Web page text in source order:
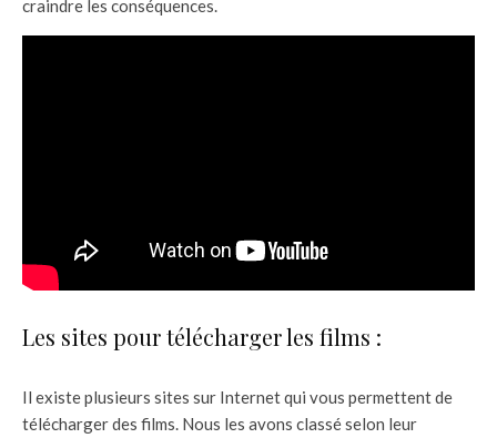
craindre les conséquences.
Les sites pour télécharger les films :
Il existe plusieurs sites sur Internet qui vous permettent de
télécharger des films. Nous les avons classé selon leur